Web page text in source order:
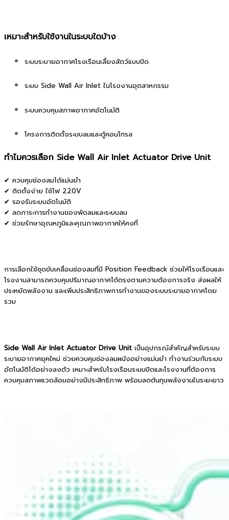
เหมาะสำหรับใช้งานในระบบใดบ้าง
ระบบระบายอากาศโรงเรือนเลี้ยงสัตว์แบบปิด
ระบบ Side Wall Air Inlet ในโรงงานอุตสาหกรรม
ระบบควบคุมสภาพอากาศอัตโนมัติ
โครงการติดตั้งระบบลมและตู้คอนโทรล
ทำไมควรเลือก Side Wall Air Inlet Actuator Drive Unit
✔ ควบคุมช่องลมได้แม่นยำ
✔ ติดตั้งง่าย ใช้ไฟ 220V
✔ รองรับระบบอัตโนมัติ
✔ ลดภาระการทำงานของพัดลมและระบบลม
✔ ช่วยรักษาอุณหภูมิและคุณภาพอากาศให้คงที่
การเลือกใช้ชุดขับเคลื่อนช่องลมที่มี Position Feedback ช่วยให้โรงเรือนและ
โรงงานสามารถควบคุมปริมาณอากาศได้ตรงตามความต้องการจริง ส่งผลให้
ประหยัดพลังงาน และเพิ่มประสิทธิภาพการทำงานของระบบระบายอากาศโดย
รวม
Side Wall Air Inlet Actuator Drive Unit เป็นอุปกรณ์สำคัญสำหรับระบบ
ระบายอากาศยุคใหม่ ช่วยควบคุมช่องลมผนังอย่างแม่นยำ ทำงานร่วมกับระบบ
อัตโนมัติได้อย่างลงตัว เหมาะสำหรับโรงเรือนระบบปิดและโรงงานที่ต้องการ
ควบคุมสภาพแวดล้อมอย่างมีประสิทธิภาพ พร้อมลดต้นทุนพลังงานในระยะยาว